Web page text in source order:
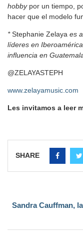
hobbypor un tiempo,
hacer que el modelo
*Stephanie Zelaya es
líderes en
influencia en
@ZELAYASTEPH
www.zelayamusic.com
Les invitamos a leer
SHARE
Sandra Cauffman,